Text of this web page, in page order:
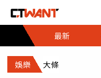
最新
娛樂 大條